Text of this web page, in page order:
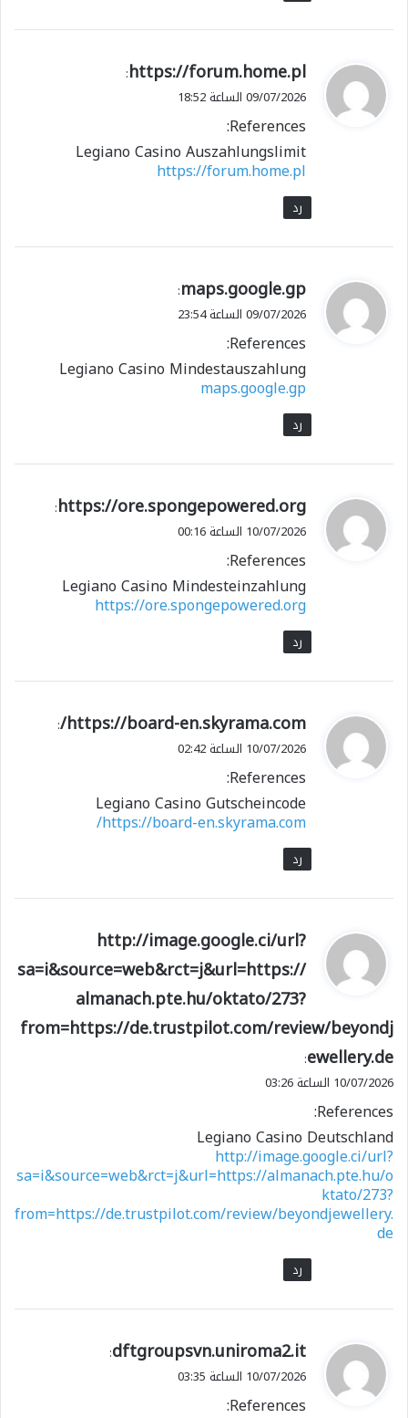
ي
ق
ل
https://forum.home.pl
:
09/07/2026 الساعة 18:52
References:
Legiano Casino Auszahlungslimit
https://forum.home.pl
رد
ي
ق
ل
maps.google.gp
:
09/07/2026 الساعة 23:54
References:
Legiano Casino Mindestauszahlung
maps.google.gp
رد
ي
ق
ل
https://ore.spongepowered.org
:
10/07/2026 الساعة 00:16
References:
Legiano Casino Mindesteinzahlung
https://ore.spongepowered.org
رد
ي
ق
ل
https://board-en.skyrama.com/
:
10/07/2026 الساعة 02:42
References:
Legiano Casino Gutscheincode
https://board-en.skyrama.com/
رد
ي
ق
و
ل
http://image.google.ci/url?
sa=i&source=web&rct=j&url=https://
almanach.pte.hu/oktato/273?
from=https://de.trustpilot.com/review/beyondj
ewellery.de
:
10/07/2026 الساعة 03:26
References:
Legiano Casino Deutschland
http://image.google.ci/url?
sa=i&source=web&rct=j&url=https://almanach.pte.hu/o
ktato/273?
from=https://de.trustpilot.com/review/beyondjewellery.
de
رد
ي
ق
ل
dftgroupsvn.uniroma2.it
:
10/07/2026 الساعة 03:35
References: